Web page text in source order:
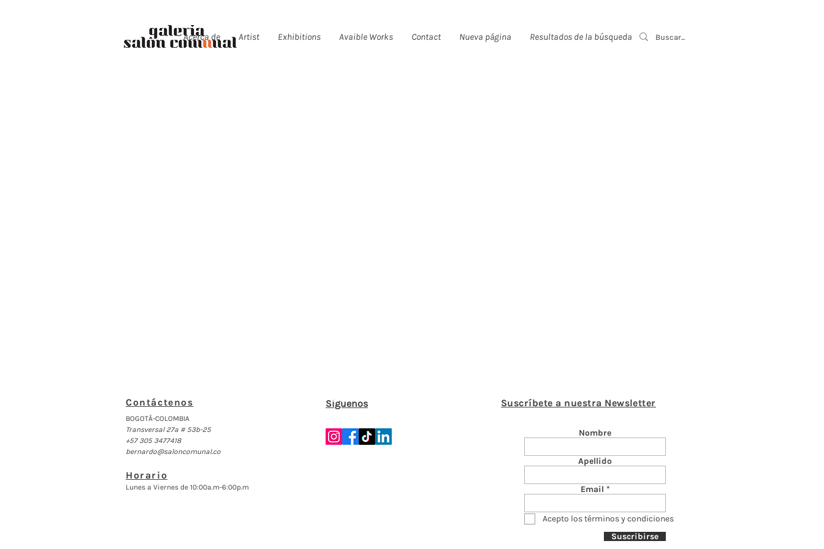
Acerca de Artist Exhibitions Avaible Works Contact Nueva página Resultados de la búsqueda Event List
Contáctenos
BOGOTÁ-COLOMBIA
Transversal 27a # 53b-25
+57 305 3477418
bernardo@saloncomunal.co
Horario
Lunes a Viernes de 10:00a.m-6:00p.m
Suscríbete a nuestra Newsletter
Nombre
Apellido
Email
Acepto los términos y condiciones
Suscribirse
Síguenos